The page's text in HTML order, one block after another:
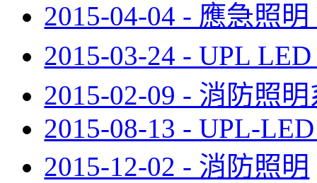
2015-04-04 - 應急照明
2015-03-24 - UPL
2015-02-09 - 消防照
2015-08-13 - UPL-
2015-12-02 - 消防照明